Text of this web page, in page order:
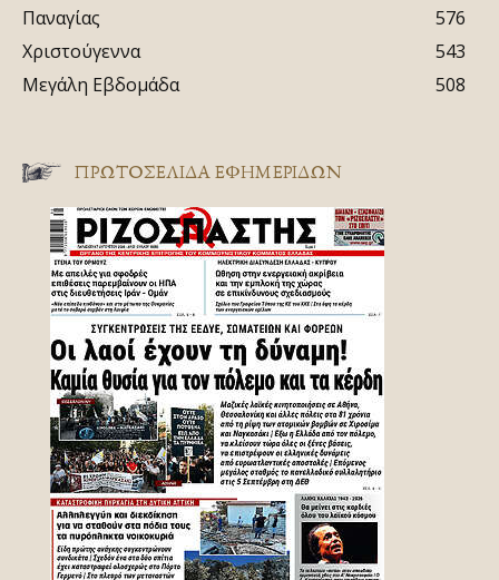
Παναγίας
576
Χριστούγεννα
543
Μεγάλη Εβδομάδα
508
ΠΡΩΤΟΣΈΛΙΔΑ ΕΦΗΜΕΡΊΔΩΝ